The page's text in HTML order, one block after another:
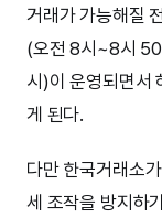
거래가 가능해질
(오전 8시~8시
시)이 운영되면서
게 된다.
다만 한국거래소
세 조작을 방지하